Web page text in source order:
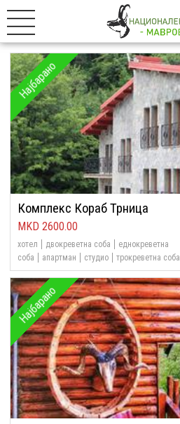
Најбарано
Комплекс Кораб Трница
2600.00
хотел двокреветна соба
еднокреветна
соба
апартман студио трокреветна соба
Најбарано